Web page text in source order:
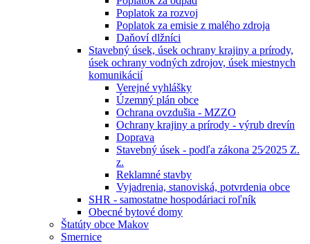
Poplatok za rozvoj
Poplatok za emisie z malého zdroja
Daňoví dlžníci
Stavebný úsek, úsek ochrany krajiny a prírody,
úsek ochrany vodných zdrojov, úsek miestnych
komunikácií
Verejné vyhlášky
Územný plán obce
Ochrana ovzdušia - MZZO
Ochrany krajiny a prírody - výrub drevín
Doprava
Stavebný úsek - podľa zákona 25⁄2025 Z.
z.
Reklamné stavby
Vyjadrenia, stanoviská, potvrdenia obce
SHR - samostatne hospodáriaci roľník
Obecné bytové domy
Štatúty obce Makov
Smernice